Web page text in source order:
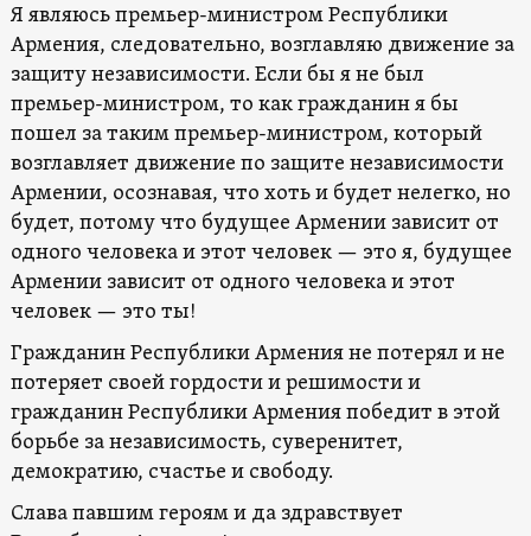
Я являюсь премьер-министром Республики
Армения, следовательно, возглавляю движение за
защиту независимости. Если бы я не был
премьер-министром, то как гражданин я бы
пошел за таким премьер-министром, который
возглавляет движение по защите независимости
Армении, осознавая, что хоть и будет нелегко, но
будет, потому что будущее Армении зависит от
одного человека и этот человек — это я, будущее
Армении зависит от одного человека и этот
человек — это ты!
Гражданин Республики Армения не потерял и не
потеряет своей гордости и решимости и
гражданин Республики Армения победит в этой
борьбе за независимость, суверенитет,
демократию, счастье и свободу.
Слава павшим героям и да здравствует